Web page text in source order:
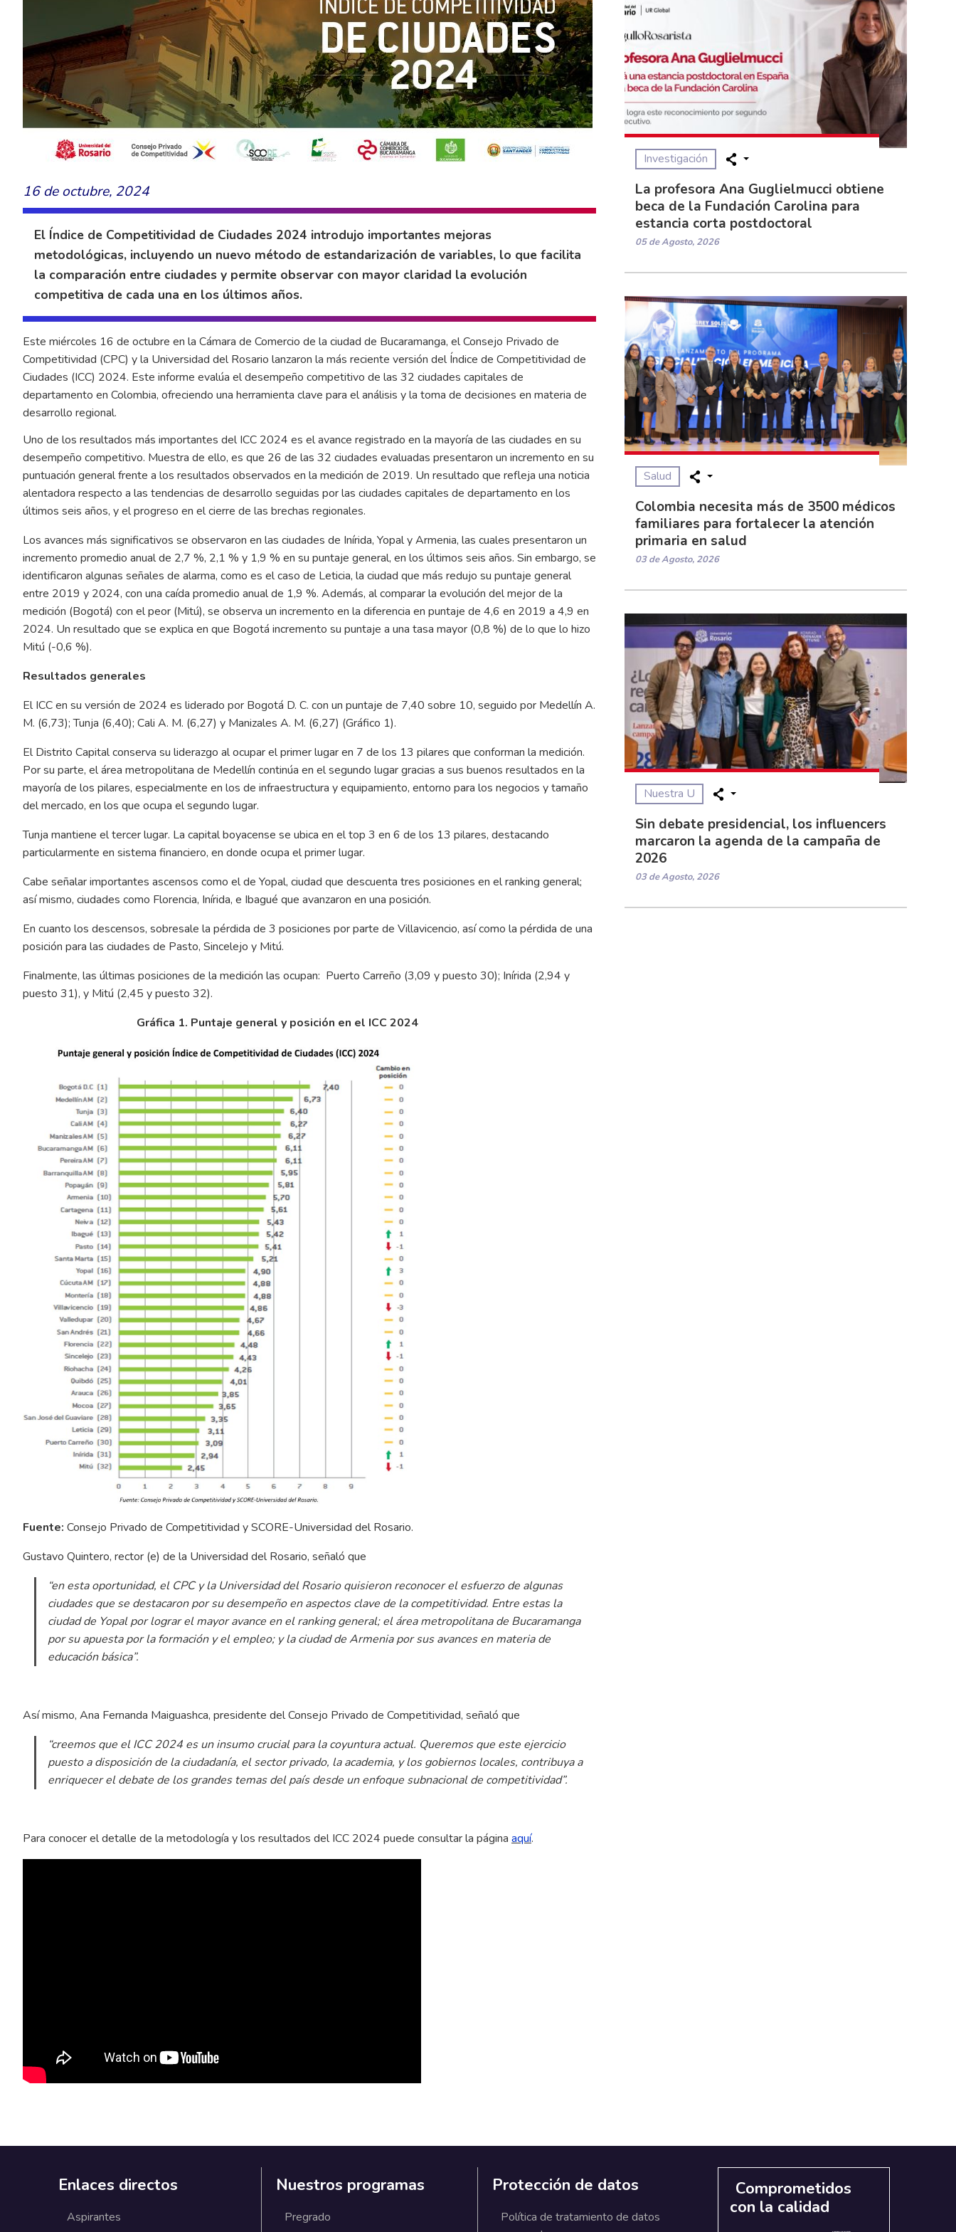
16 de octubre, 2024
El Índice de Competitividad de Ciudades 2024 introdujo importantes mejoras
metodológicas, incluyendo un nuevo método de estandarización de variables, lo que facilita
la comparación entre ciudades y permite observar con mayor claridad la evolución
competitiva de cada una en los últimos años.
Este miércoles 16 de octubre en la Cámara de Comercio de la ciudad de Bucaramanga, el Consejo Privado de
Competitividad (CPC) y la Universidad del Rosario lanzaron la más reciente versión del Índice de Competitividad de
Ciudades (ICC) 2024. Este informe evalúa el desempeño competitivo de las 32 ciudades capitales de
departamento en Colombia, ofreciendo una herramienta clave para el análisis y la toma de decisiones en materia de
desarrollo regional.
Uno de los resultados más importantes del ICC 2024 es el avance registrado en la mayoría de las ciudades en su
desempeño competitivo. Muestra de ello, es que 26 de las 32 ciudades evaluadas presentaron un incremento en su
puntuación general frente a los resultados observados en la medición de 2019. Un resultado que refleja una noticia
alentadora respecto a las tendencias de desarrollo seguidas por las ciudades capitales de departamento en los
últimos seis años, y el progreso en el cierre de las brechas regionales.
Los avances más significativos se observaron en las ciudades de Inírida, Yopal y Armenia, las cuales presentaron un
incremento promedio anual de 2,7 %, 2,1 % y 1,9 % en su puntaje general, en los últimos seis años. Sin embargo, se
identificaron algunas señales de alarma, como es el caso de Leticia, la ciudad que más redujo su puntaje general
entre 2019 y 2024, con una caída promedio anual de 1,9 %. Además, al comparar la evolución del mejor de la
medición (Bogotá) con el peor (Mitú), se observa un incremento en la diferencia en puntaje de 4,6 en 2019 a 4,9 en
2024. Un resultado que se explica en que Bogotá incremento su puntaje a una tasa mayor (0,8 %) de lo que lo hizo
Mitú (-0,6 %).
Resultados generales
El ICC en su versión de 2024 es liderado por Bogotá D. C. con un puntaje de 7,40 sobre 10, seguido por Medellín A.
M. (6,73); Tunja (6,40); Cali A. M. (6,27) y Manizales A. M. (6,27) (Gráfico 1).
El Distrito Capital conserva su liderazgo al ocupar el primer lugar en 7 de los 13 pilares que conforman la medición.
Por su parte, el área metropolitana de Medellín continúa en el segundo lugar gracias a sus buenos resultados en la
mayoría de los pilares, especialmente en los de infraestructura y equipamiento, entorno para los negocios y tamaño
del mercado, en los que ocupa el segundo lugar.
Tunja mantiene el tercer lugar. La capital boyacense se ubica en el top 3 en 6 de los 13 pilares, destacando
particularmente en sistema financiero, en donde ocupa el primer lugar.
Cabe señalar importantes ascensos como el de Yopal, ciudad que descuenta tres posiciones en el ranking general;
así mismo, ciudades como Florencia, Inírida, e Ibagué que avanzaron en una posición.
En cuanto los descensos, sobresale la pérdida de 3 posiciones por parte de Villavicencio, así como la pérdida de una
posición para las ciudades de Pasto, Sincelejo y Mitú.
Finalmente, las últimas posiciones de la medición las ocupan: Puerto Carreño (3,09 y puesto 30); Inírida (2,94 y
puesto 31), y Mitú (2,45 y puesto 32).
Gráfica 1. Puntaje general y posición en el ICC 2024
Fuente: Consejo Privado de Competitividad y SCORE-Universidad del Rosario.
Gustavo Quintero, rector (e) de la Universidad del Rosario, señaló que
“en esta oportunidad, el CPC y la Universidad del Rosario quisieron reconocer el esfuerzo de algunas
ciudades que se destacaron por su desempeño en aspectos clave de la competitividad. Entre estas la
ciudad de Yopal por lograr el mayor avance en el ranking general; el área metropolitana de Bucaramanga
por su apuesta por la formación y el empleo; y la ciudad de Armenia por sus avances en materia de
educación básica”.
Así mismo, Ana Fernanda Maiguashca, presidente del Consejo Privado de Competitividad, señaló que
“creemos que el ICC 2024 es un insumo crucial para la coyuntura actual. Queremos que este ejercicio
puesto a disposición de la ciudadanía, el sector privado, la academia, y los gobiernos locales, contribuya a
enriquecer el debate de los grandes temas del país desde un enfoque subnacional de competitividad”.
Para conocer el detalle de la metodología y los resultados del ICC 2024 puede consultar la página aquí.
Investigación
La profesora Ana Guglielmucci obtiene
beca de la Fundación Carolina para
estancia corta postdoctoral
05 de Agosto, 2026
Salud
Colombia necesita más de 3500 médicos
familiares para fortalecer la atención
primaria en salud
03 de Agosto, 2026
Nuestra U
Sin debate presidencial, los influencers
marcaron la agenda de la campaña de
2026
03 de Agosto, 2026
Enlaces directos
Aspirantes
Nuestros programas
Pregrado
Protección de datos
Política de tratamiento de datos
Comprometidos
con la calidad